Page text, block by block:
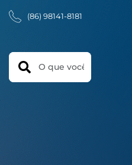
(86) 98141-8181
Search